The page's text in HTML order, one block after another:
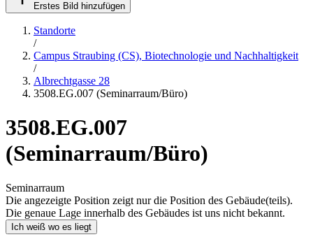
Erstes Bild hinzufügen
Standorte
/
Campus Straubing (CS), Biotechnologie und Nachhaltigkeit
/
Albrechtgasse 28
3508.EG.007 (Seminarraum/Büro)
3508.EG.007
(Seminarraum/Büro)
Seminarraum
Die angezeigte Position zeigt nur die Position des Gebäude(teils).
Die genaue Lage innerhalb des Gebäudes ist uns nicht bekannt.
Ich weiß wo es liegt